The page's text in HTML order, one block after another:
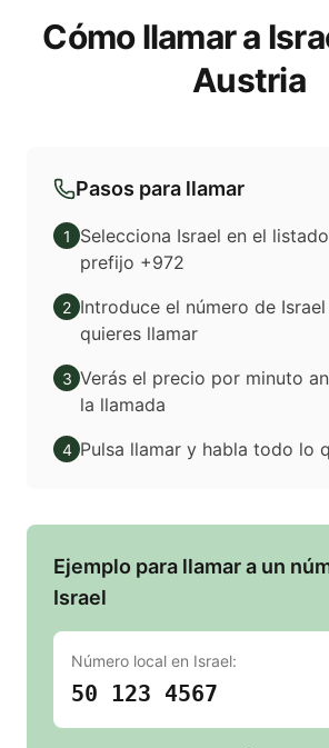
Cómo llamar a
Austria
Pasos para llamar
1
Selecciona Israel en el
prefijo +972
2 Introduce el número de
quieres llamar
3 Verás el precio por minuto
la llamada
4 Pulsa llamar y habla todo lo
Ejemplo para llamar a un
Israel
Número local en Israel:
50 123 4567